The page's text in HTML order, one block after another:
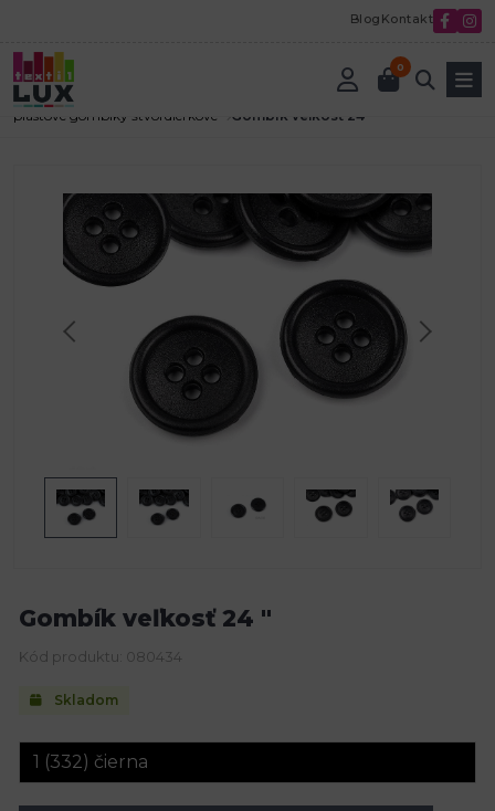
Blog Kontakt
0
Úvod
Gombíky a zapínanie
plastové gombíky štvordierkové
Gombík veľkosť 24 "
Gombík veľkosť 24 "
Kód produktu: 080434
Skladom